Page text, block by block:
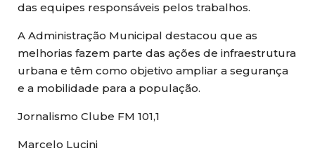
das equipes responsáveis pelos trabalhos.
A Administração Municipal destacou que as
melhorias fazem parte das ações de infraestrutura
urbana e têm como objetivo ampliar a segurança
e a mobilidade para a população.
Jornalismo Clube FM 101,1
Marcelo Lucini